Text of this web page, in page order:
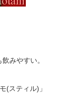
みやすい。
(スティル)」